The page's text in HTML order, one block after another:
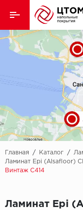
Назад
Кварцвиниловая
Ламинат
Ковролин
Линолеум
Паркет
Паркетная доска
Главная / Каталог /
Ламинат Epi (Alsafloor)
Винтаж С414
Ламинат Epi